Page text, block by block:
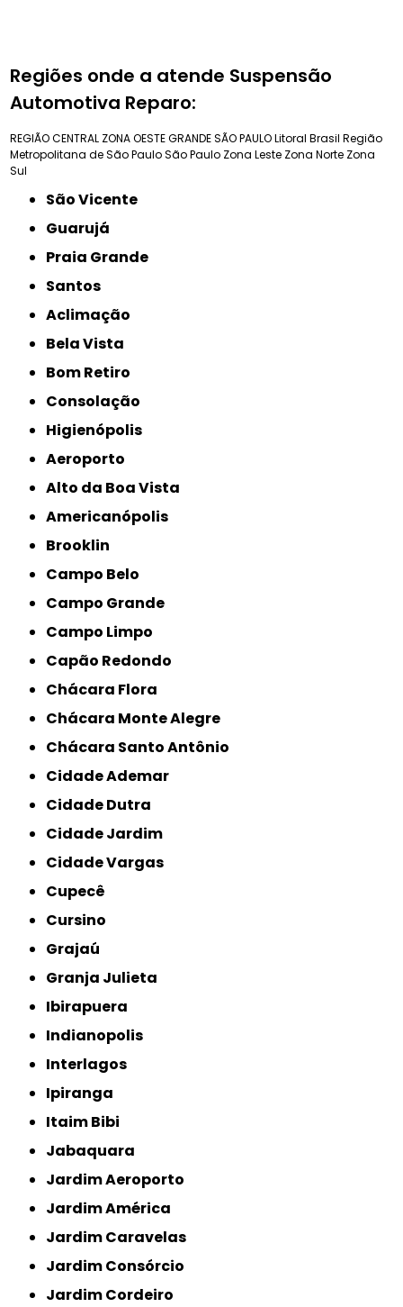
Regiões onde a atende Suspensão
Automotiva Reparo:
REGIÃO CENTRAL ZONA OESTEGRANDE SÃO PAULOLitoral Brasil Região
Metropolitana de São PauloSão Paulo Zona Leste Zona Norte Zona
Sul
São Vicente
Guarujá
Praia Grande
Santos
Aclimação
Bela Vista
Bom Retiro
Consolação
Higienópolis
Aeroporto
Alto da Boa Vista
Americanópolis
Brooklin
Campo Belo
Campo Grande
Campo Limpo
Capão Redondo
Chácara Flora
Chácara Monte Alegre
Chácara Santo Antônio
Cidade Ademar
Cidade Dutra
Cidade Jardim
Cidade Vargas
Cupecê
Cursino
Grajaú
Granja Julieta
Ibirapuera
Indianopolis
Interlagos
Ipiranga
Itaim Bibi
Jabaquara
Jardim Aeroporto
Jardim América
Jardim Caravelas
Jardim Consórcio
Jardim Cordeiro